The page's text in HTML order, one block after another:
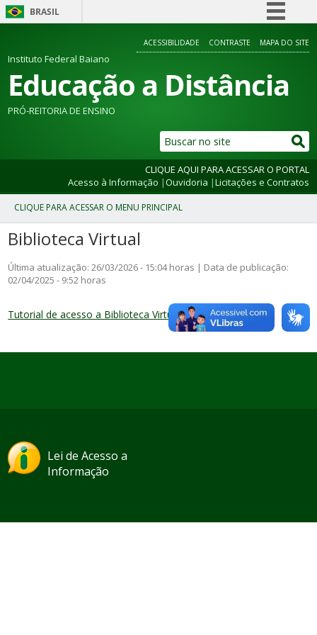
BRASIL
Participe
Canais
ACESSIBILIDADE CONTRASTE MAPA DO SITE
Instituto Federal Baiano
Educação a Distância
PRÓ-REITORIA DE ENSINO
CLIQUE AQUI PARA ACESSAR O PORTAL
Acesso à Informação |Ouvidoria |Licitações e Contratos
Biblioteca Virtual
Última atualização: 26/03/2026 - 15:04 horas | Data de publicação:
02/04/2025 - 9:52 horas
Tutorial de acesso a Biblioteca Virtual
Lei de Acesso a
Informação